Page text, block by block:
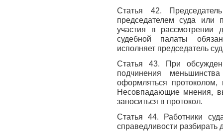
Статья 42.
председателем суда или
участия в рассмотрении
судебной палаты
исполняет председатель
Статья 43. При
подчинения
оформляться протоколом,
Несовпадающие мнения,
заноситься в протокол.
Статья 44. Работники
справедливости разбирать